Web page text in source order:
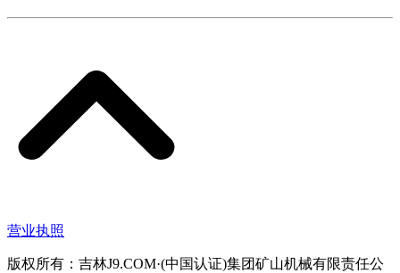
营业执照
版权所有：吉林J9.COM·(中国认证)集团矿山机械有限责任公